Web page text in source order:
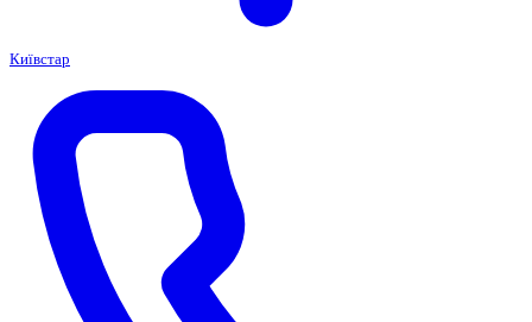
Київстар